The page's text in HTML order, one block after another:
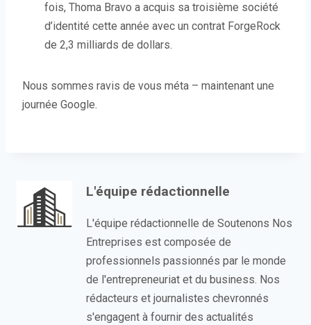
fois, Thoma Bravo a acquis sa troisième société
d’identité cette année avec un contrat ForgeRock
de 2,3 milliards de dollars.
Nous sommes ravis de vous méta – maintenant une
journée Google.
L'équipe rédactionnelle
L'équipe rédactionnelle de Soutenons Nos
Entreprises est composée de
professionnels passionnés par le monde
de l'entrepreneuriat et du business. Nos
rédacteurs et journalistes chevronnés
s'engagent à fournir des actualités